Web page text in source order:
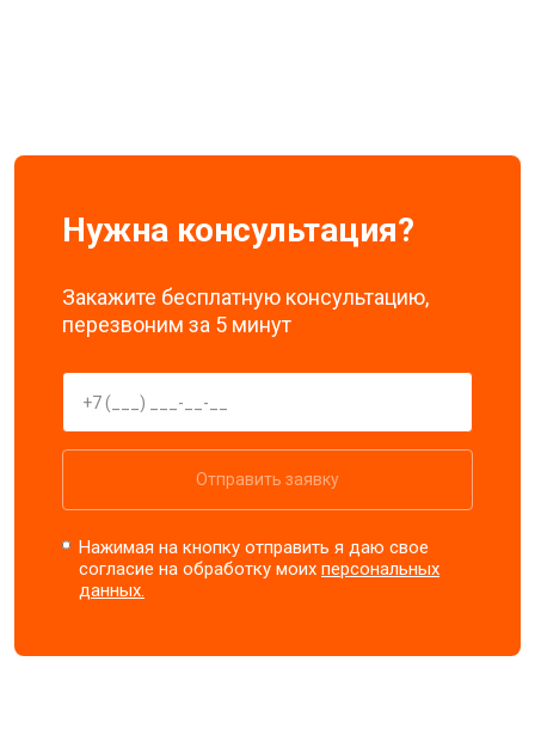
Нужна консультация?
Закажите бесплатную консультацию,
перезвоним за 5 минут
Отправить заявку
Нажимая на кнопку отправить я даю свое
согласие на обработку моихперсональных
данных.